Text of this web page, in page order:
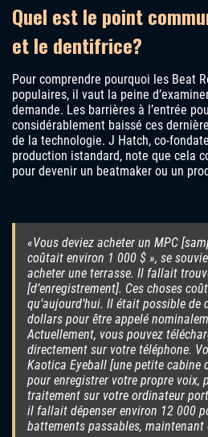
Quel est le point
et le dentifrice?
Pour comprendre pourquoi les Beat
populaires, il vaut la peine
demande. Les barrières à l’entrée
considérablement baissé ces
de la technologie. J Hatch, co-
production istandard, note que cela
pour devenir un beatmaker ou un
«Vous deviez acheter un MPC
coûtait environ 1 000 $ », se
acheter une terrasse. Il fallait
[d’enregistrement]. Ces choses
qu’aujourd’hui. Il était possible de
dollars pour être appelé
Actuellement, vous pouvez
directement sur votre téléphone.
Kaotica Eyeball [une petite cabine
pour enregistrer votre propre voix,
traitement sur votre ordinateur
il fallait dépenser environ 12 000
battements passables, maintenant